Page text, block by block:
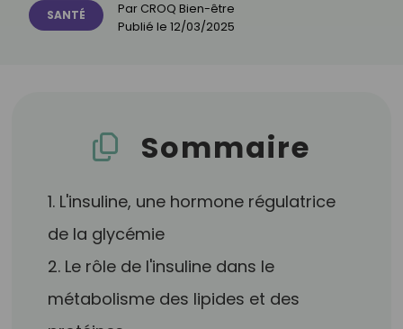
SANTÉ Par CROQ Bien-être
Publié le 12/03/2025
Sommaire
1. L'insuline, une hormone régulatrice
de la glycémie
2. Le rôle de l'insuline dans le
métabolisme des lipides et des